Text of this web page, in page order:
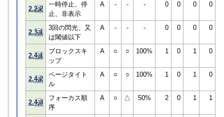
2.2.2
一時停止、停
止、非表示
A - - - 0 0 0 0
2.3.1
3回の閃光、又
は閾値以下
A - - - 0 0 0 0
2.4.1
ブロックスキ
ップ
A ○ ○ 100% 1 0 1 0
2.4.2
ページタイト
ル
A ○ ○ 100% 1 0 1 0
2.4.3
フォーカス順
序
A ○ △ 50% 2 0 1 1